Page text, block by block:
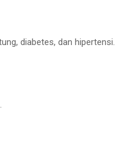
diabetes, dan hipertensi.